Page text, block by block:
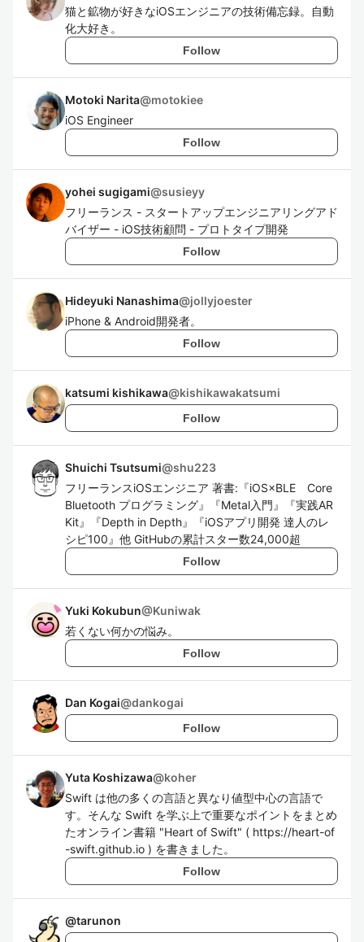
猫と鉱物が好きなiOSエンジニアの技術備忘録。自動
化大好き。
Follow
Motoki Narita@motokiee
iOS Engineer
Follow
yohei sugigami@susieyy
フリーランス - スタートアップエンジニアリングアド
バイザー - iOS技術顧問 - プロトタイプ開発
Follow
Hideyuki Nanashima@jollyjoester
iPhone & Android開発者。
Follow
katsumi kishikawa@kishikawakatsumi
Follow
Shuichi Tsutsumi@shu223
フリーランスiOSエンジニア 著書:『iOS×BLE Core
Bluetooth プログラミング』『Metal入門』『実践AR
Kit』『Depth in Depth』『iOSアプリ開発 達人のレ
シピ100』他 GitHubの累計スター数24,000超
Follow
Yuki Kokubun@Kuniwak
若くない何かの悩み。
Follow
Dan Kogai@dankogai
Follow
Yuta Koshizawa@koher
Swift は他の多くの言語と異なり値型中心の言語で
す。そんな Swift を学ぶ上で重要なポイントをまとめ
たオンライン書籍 "Heart of Swift" ( https://heart-of
-swift.github.io ) を書きました。
Follow
@tarunon